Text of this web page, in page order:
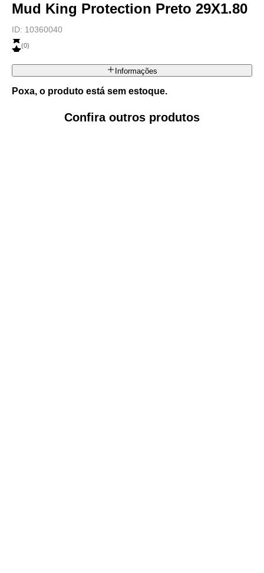
Mud King Protection Preto 29X1.80
ID: 10360040
(0)
Informações
Poxa, o produto está sem estoque.
Confira outros produtos